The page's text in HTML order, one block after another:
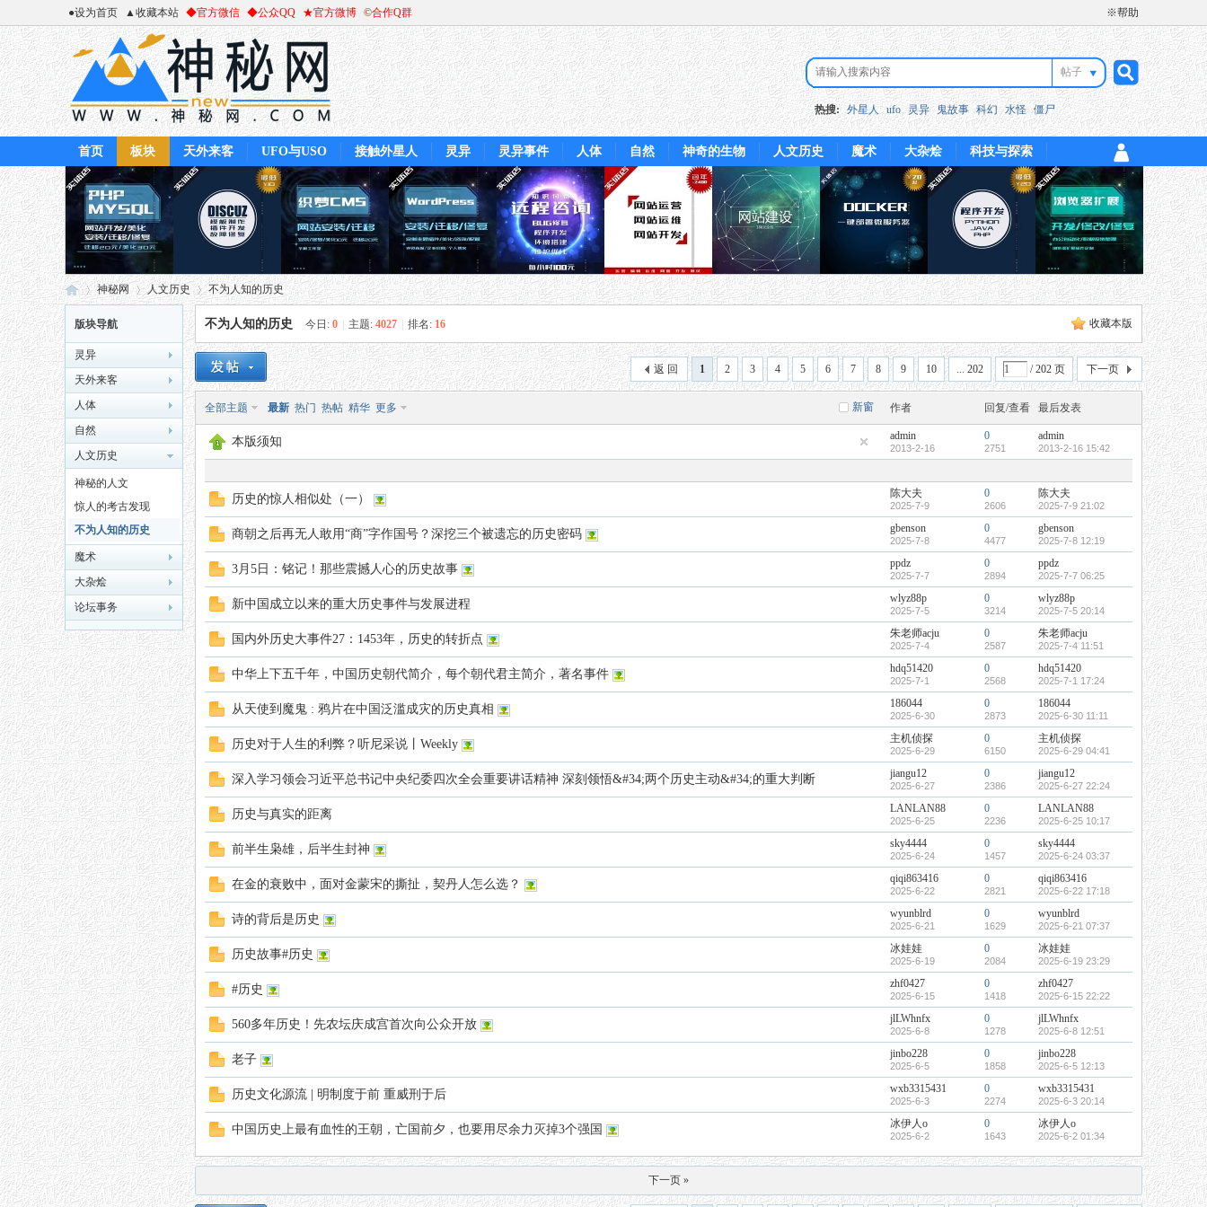
●设为首页 ▲收藏本站 ◆官方微信 ◆公众QQ ★官方微博 ©合作Q群 ※帮助
帖子
搜
索
热搜: 外星人 ufo 灵异 鬼故事 科幻 水怪 僵尸
首页 板块 天外来客 UFO与USO 接触外星人 灵异 灵异事件 人体 自然 神奇的生物 人文历史 魔术 大杂烩 科技与探索
神
秘
网
»
神秘网
›
人文历史
›
不为人知的历史
版块导航
灵异
天外来客
人体
自然
人文历史
神秘的人文
惊人的考古发现
不为人知的历史
魔术
大杂烩
论坛事务
收藏本版
不为人知的历史 今日: 0 主题: 4027 排名: 16
1 2 3 4 5 6 7 8 9 10 ... 202 / 202 页 下一页
返 回
新窗
全部主题 最新 热门 热帖 精华 更多 作者 回复/查看 最后发表
本版须知 admin
2013-2-16
0
2751
admin
2013-2-16 15:42
历史的惊人相似处（一） 陈大夫
2025-7-9
0
2606
陈大夫
2025-7-9 21:02
商朝之后再无人敢用“商”字作国号？深挖三个被遗忘的历史密码 gbenson
2025-7-8
0
4477
gbenson
2025-7-8 12:19
3月5日：铭记！那些震撼人心的历史故事 ppdz
2025-7-7
0
2894
ppdz
2025-7-7 06:25
新中国成立以来的重大历史事件与发展进程 wlyz88p
2025-7-5
0
3214
wlyz88p
2025-7-5 20:14
国内外历史大事件27：1453年，历史的转折点 朱老师acju
2025-7-4
0
2587
朱老师acju
2025-7-4 11:51
中华上下五千年，中国历史朝代简介，每个朝代君主简介，著名事件 hdq51420
2025-7-1
0
2568
hdq51420
2025-7-1 17:24
从天使到魔鬼 : 鸦片在中国泛滥成灾的历史真相 186044
2025-6-30
0
2873
186044
2025-6-30 11:11
历史对于人生的利弊？听尼采说丨Weekly 主机侦探
2025-6-29
0
6150
主机侦探
2025-6-29 04:41
深入学习领会习近平总书记中央纪委四次全会重要讲话精神 深刻领悟&#34;两个历史主动&#34;的重大判断 jiangu12
2025-6-27
0
2386
jiangu12
2025-6-27 22:24
历史与真实的距离 LANLAN88
2025-6-25
0
2236
LANLAN88
2025-6-25 10:17
前半生枭雄，后半生封神 sky4444
2025-6-24
0
1457
sky4444
2025-6-24 03:37
在金的衰败中，面对金蒙宋的撕扯，契丹人怎么选？ qiqi863416
2025-6-22
0
2821
qiqi863416
2025-6-22 17:18
诗的背后是历史 wyunblrd
2025-6-21
0
1629
wyunblrd
2025-6-21 07:37
历史故事#历史 冰娃娃
2025-6-19
0
2084
冰娃娃
2025-6-19 23:29
#历史 zhf0427
2025-6-15
0
1418
zhf0427
2025-6-15 22:22
560多年历史！先农坛庆成宫首次向公众开放 jlLWhnfx
2025-6-8
0
1278
jlLWhnfx
2025-6-8 12:51
老子 jinbo228
2025-6-5
0
1858
jinbo228
2025-6-5 12:13
历史文化源流 | 明制度于前 重威刑于后 wxb3315431
2025-6-3
0
2274
wxb3315431
2025-6-3 20:14
中国历史上最有血性的王朝，亡国前夕，也要用尽余力灭掉3个强国 冰伊人o
2025-6-2
0
1643
冰伊人o
2025-6-2 01:34
下一页 »